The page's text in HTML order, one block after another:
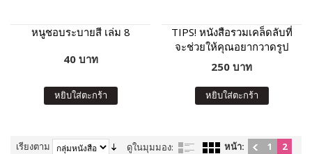
หนูชอบระบายสี เล่ม 8
40 บาท
หยิบใส่ตะกร้า
TIPS! หนังสือรวมเคล็ดลับที่
จะช่วยให้คุณอยากวาดรูป
250 บาท
หยิบใส่ตะกร้า
เรียงตาม ดูในมุมมอง: หน้า: 1 2